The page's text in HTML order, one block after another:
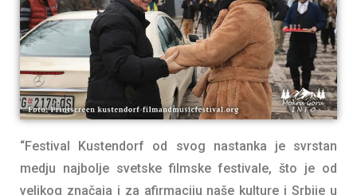
“Festival Kustendorf od svog nastanka je svrstan
medju najbolje svetske filmske festivale, što je od
velikog značaja i za afirmaciju naše kulture i Srbije u